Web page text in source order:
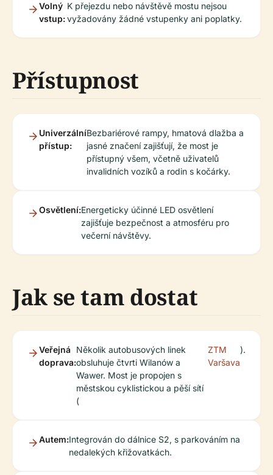
Volný
vstup:
K přejezdu nebo návštěvě mostu nejsou
vyžadovány žádné vstupenky ani poplatky.
Přístupnost
Univerzální
přístup:
Bezbariérové rampy, hmatová dlažba a
jasné značení zajišťují, že most je
přístupný všem, včetně uživatelů
invalidních vozíků a rodin s kočárky.
Osvětlení:Energeticky účinné LED osvětlení
zajišťuje bezpečnost a atmosféru pro
večerní návštěvy.
Jak se tam dostat
Veřejná
doprava:
Několik autobusových linek
obsluhuje čtvrti Wilanów a
Wawer. Most je propojen s
městskou cyklistickou a pěší sítí
(
ZTM
Varšava
).
Autem:Integrován do dálnice S2, s parkováním na
nedalekých křižovatkách.